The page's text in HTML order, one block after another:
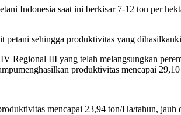
Indonesia saat ini berkisar7-12 ton per
petani sehingga produktivitas yang dihasilkan
Regional III yang telah melangsungkan
menghasilkan produktivitas mencapai
mencapai 23,94 ton/Ha/tahun, jauh